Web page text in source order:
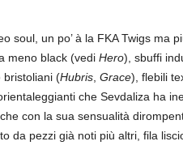
soul, un po’ à la FKA Twigs ma
meno black (vedi Hero), sbuffi
bristoliani (Hubris, Grace), flebili
che Sevdaliza ha
con la sua sensualità
da pezzi già noti più altri, fila